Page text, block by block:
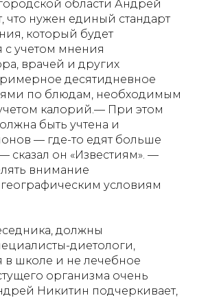
области Андрей
что нужен единый стандарт
который будет
с учетом мнения
врачей и других
десятидневное
по блюдам, необходимым
калорий.— При этом
быть учтена и
— где-то едят больше
сказал он «Известиям». —
внимание
условиям
должны
диетологи,
в школе и не лечебное
организма очень
Никитин подчеркивает,